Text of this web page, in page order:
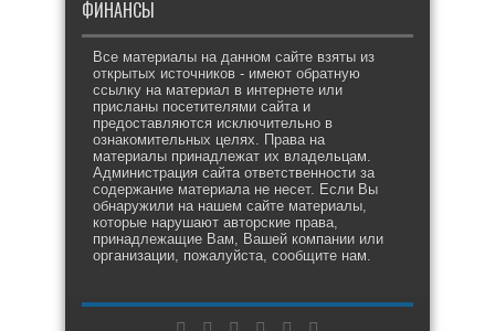
ФИНАНСЫ
Все материалы на данном сайте взяты из
открытых источников - имеют обратную
ссылку на материал в интернете или
присланы посетителями сайта и
предоставляются исключительно в
ознакомительных целях. Права на
материалы принадлежат их владельцам.
Администрация сайта ответственности за
содержание материала не несет. Если Вы
обнаружили на нашем сайте материалы,
которые нарушают авторские права,
принадлежащие Вам, Вашей компании или
организации, пожалуйста, сообщите нам.